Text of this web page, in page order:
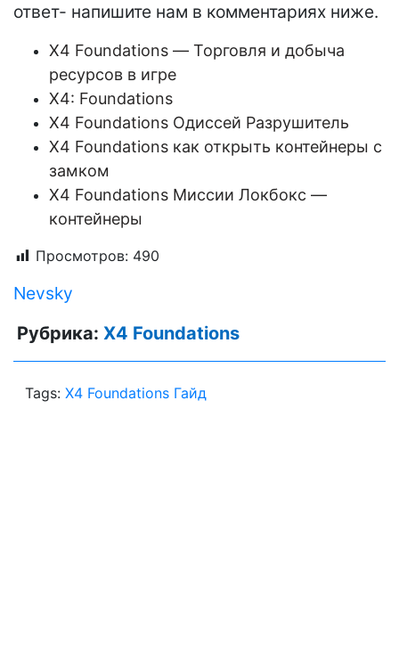
ответ- напишите нам в комментариях ниже.
X4 Foundations — Торговля и добыча
ресурсов в игре
X4: Foundations
X4 Foundations Одиссей Разрушитель
X4 Foundations как открыть контейнеры с
замком
X4 Foundations Миссии Локбокс —
контейнеры
Просмотров: 490
Nevsky
Рубрика: X4 Foundations
Tags: X4 Foundations Гайд